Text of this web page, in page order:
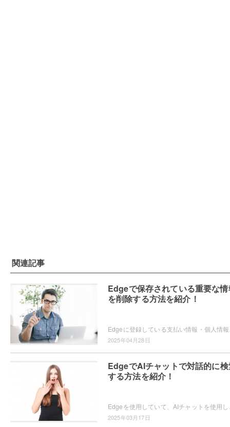
関連記事
Edgeで保存されている重要な
を削除する方法を紹介！
2025年04月28日
EdgeでAIチャットで対話的に
する方法を紹介！
2025年03月17日